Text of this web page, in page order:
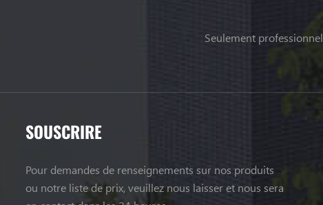
Seulement
SOUSCRIRE
Pour demandes de renseignements sur nos produits
ou notre liste de prix, veuillez nous laisser et nous sera